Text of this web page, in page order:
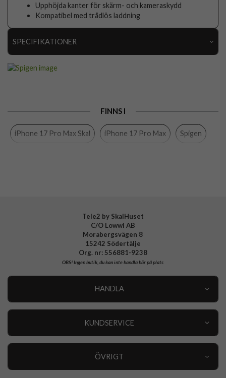
Upphöjda kanter för skärm- och kameraskydd
Kompatibel med trådlös laddning
SPECIFIKATIONER
Trådlös laddning-kompatibel
Färg Rosa
FINNS I
iPhone 17 Pro Max Skal iPhone 17 Pro Max Spigen
Tele2 by SkalHuset
C/O Lowwi AB
Morabergsvägen 8
15242 Södertälje
Org. nr: 556881-9238
OBS!Ingen butik, du kan inte handla här på plats
HANDLA
KUNDSERVICE
ÖVRIGT